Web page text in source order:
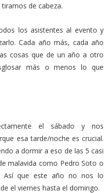
de cabeza.
los asistentes al evento y
Cada año más, cada año
cosas que de un año a otro
más o menos lo que
el sábado y nos
esa tarde/noche es crucial.
a dormir a eso de las 5 casi
malavida como Pedro Soto o
Así que este año no nos lo
el viernes hasta el domingo.